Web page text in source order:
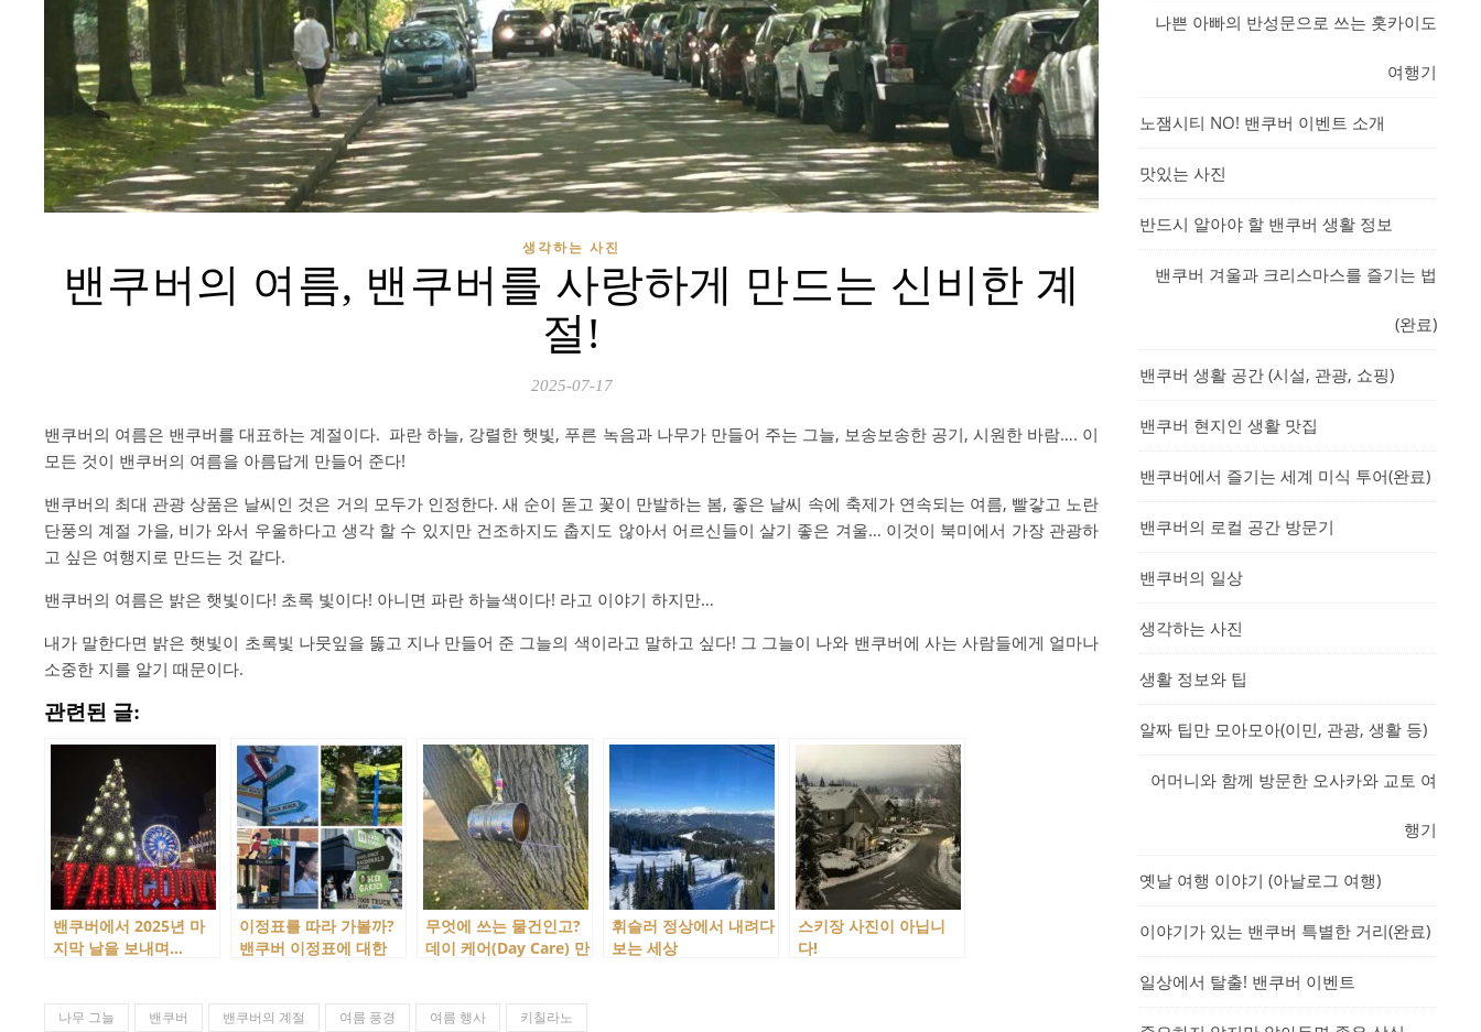
생각하는 사진
밴쿠버의 여름, 밴쿠버를 사랑하게 만드는 신비한 계
절!
2025-07-17
밴쿠버의 여름은 밴쿠버를 대표하는 계절이다. 파란 하늘, 강렬한 햇빛, 푸른 녹음과 나무가 만들어 주는 그늘, 보송보송한 공기, 시원한 바람…. 이
모든 것이 밴쿠버의 여름을 아름답게 만들어 준다!
밴쿠버의 최대 관광 상품은 날씨인 것은 거의 모두가 인정한다. 새 순이 돋고 꽃이 만발하는 봄, 좋은 날씨 속에 축제가 연속되는 여름, 빨갛고 노란
단풍의 계절 가을, 비가 와서 우울하다고 생각 할 수 있지만 건조하지도 춥지도 않아서 어르신들이 살기 좋은 겨울… 이것이 북미에서 가장 관광하
고 싶은 여행지로 만드는 것 같다.
밴쿠버의 여름은 밝은 햇빛이다! 초록 빛이다! 아니면 파란 하늘색이다! 라고 이야기 하지만…
내가 말한다면 밝은 햇빛이 초록빛 나뭇잎을 뚫고 지나 만들어 준 그늘의 색이라고 말하고 싶다! 그 그늘이 나와 밴쿠버에 사는 사람들에게 얼마나
소중한 지를 알기 때문이다.
관련된 글:
밴쿠버에서 2025년 마
지막 날을 보내며…
이정표를 따라 가볼까?
밴쿠버 이정표에 대한
무엇에 쓰는 물건인고?
데이 케어(Day Care) 만
휘슬러 정상에서 내려다
보는 세상
스키장 사진이 아닙니
다!
나무 그늘 밴쿠버 밴쿠버의 계절 여름 풍경 여름 행사 키칠라노
나쁜 아빠의 반성문으로 쓰는 홋카이도
여행기
노잼시티 NO! 밴쿠버 이벤트 소개
맛있는 사진
반드시 알아야 할 밴쿠버 생활 정보
밴쿠버 겨울과 크리스마스를 즐기는 법
(완료)
밴쿠버 생활 공간 (시설, 관광, 쇼핑)
밴쿠버 현지인 생활 맛집
밴쿠버에서 즐기는 세계 미식 투어(완료)
밴쿠버의 로컬 공간 방문기
밴쿠버의 일상
생각하는 사진
생활 정보와 팁
알짜 팁만 모아모아(이민, 관광, 생활 등)
어머니와 함께 방문한 오사카와 교토 여
행기
옛날 여행 이야기 (아날로그 여행)
이야기가 있는 밴쿠버 특별한 거리(완료)
일상에서 탈출! 밴쿠버 이벤트